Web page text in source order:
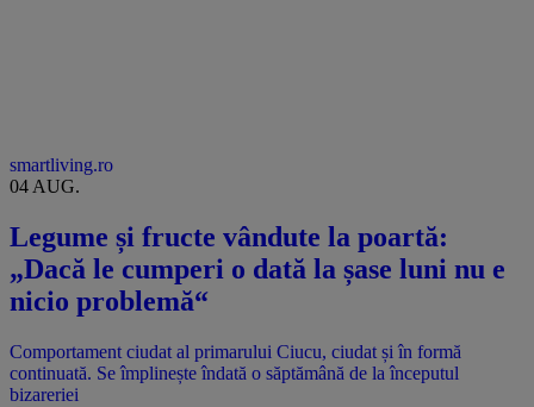
smartliving.ro
04 AUG.
Legume și fructe vândute la poartă:
„Dacă le cumperi o dată la șase luni nu e
nicio problemă“
Comportament ciudat al primarului Ciucu, ciudat și în formă
continuată. Se împlinește îndată o săptămână de la începutul
bizareriei